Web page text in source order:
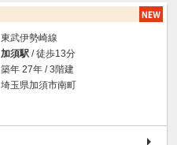
東武伊勢崎線
加須駅 / 徒歩13分
築年 27年 / 3階建
埼玉県加須市南町